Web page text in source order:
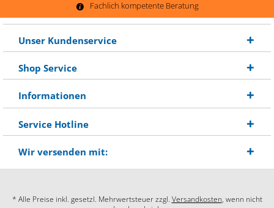
Fachlich kompetente Beratung
Unser Kundenservice
Shop Service
Informationen
Service Hotline
Wir versenden mit:
* Alle Preise inkl. gesetzl. Mehrwertsteuer zzgl. Versandkosten, wenn nicht